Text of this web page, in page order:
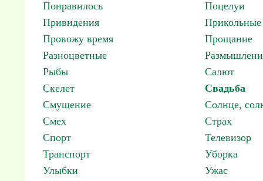
Понравилось
Поцелуи
Привидения
Прикольные
Провожу время
Прощание
Разноцветные
Рыбы
Салют
Скелет
Свадьба
Смущение
Солнце,
Смех
Страх
Спорт
Телевизор
Транспорт
Уборка
Улыбки
Ужас